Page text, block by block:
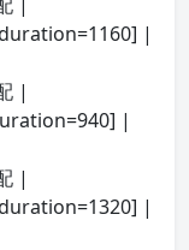
|
|
|
|
|